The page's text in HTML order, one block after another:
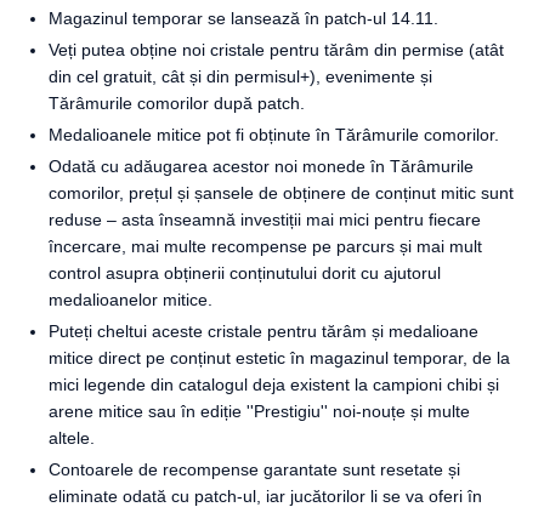
Magazinul temporar se lansează în patch-ul 14.11.
Veți putea obține noi cristale pentru tărâm din permise (atât
din cel gratuit, cât și din permisul+), evenimente și
Tărâmurile comorilor după patch.
Medalioanele mitice pot fi obținute în Tărâmurile comorilor.
Odată cu adăugarea acestor noi monede în Tărâmurile
comorilor, prețul și șansele de obținere de conținut mitic sunt
reduse – asta înseamnă investiții mai mici pentru fiecare
încercare, mai multe recompense pe parcurs și mai mult
control asupra obținerii conținutului dorit cu ajutorul
medalioanelor mitice.
Puteți cheltui aceste cristale pentru tărâm și medalioane
mitice direct pe conținut estetic în magazinul temporar, de la
mici legende din catalogul deja existent la campioni chibi și
arene mitice sau în ediție ''Prestigiu'' noi-nouțe și multe
altele.
Contoarele de recompense garantate sunt resetate și
eliminate odată cu patch-ul, iar jucătorilor li se va oferi în